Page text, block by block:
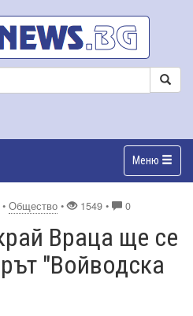
Меню
• Общество • 1549 • 0
Враца ще се
"Войводска